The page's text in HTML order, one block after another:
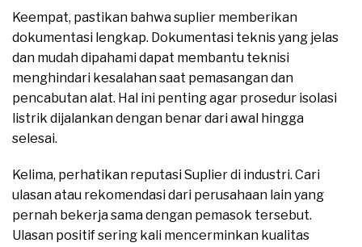
Keempat, pastikan bahwa suplier memberikan
dokumentasi lengkap. Dokumentasi teknis yang jelas
dan mudah dipahami dapat membantu teknisi
menghindari kesalahan saat pemasangan dan
pencabutan alat. Hal ini penting agar prosedur isolasi
listrik dijalankan dengan benar dari awal hingga
selesai.
Kelima, perhatikan reputasi Suplier di industri. Cari
ulasan atau rekomendasi dari perusahaan lain yang
pernah bekerja sama dengan pemasok tersebut.
Ulasan positif sering kali mencerminkan kualitas